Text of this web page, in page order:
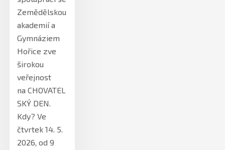
Zemědělskou
akademií a
Gymnáziem
Hořice zve
širokou
veřejnost
na CHOVATEL
SKÝ DEN.
Kdy? Ve
čtvrtek 14. 5.
2026, od 9